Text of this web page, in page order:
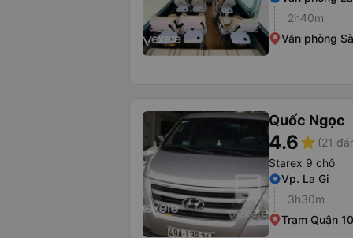
2h40m
Văn phòng
Quốc Ngọc
4.6star (21
Starex 9 chỗ
Vp. La Gi
3h30m
Trạm Quận 10